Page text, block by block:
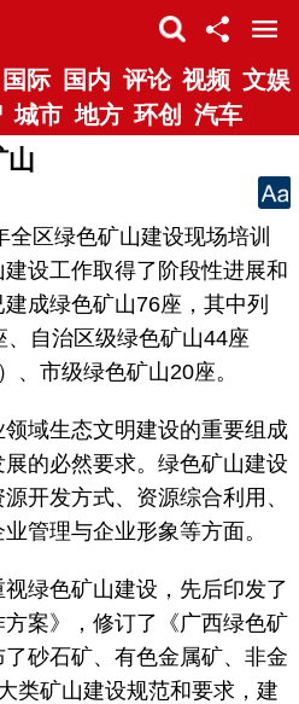
国际 国内 评论 视频 文娱
城市 地方 环创 汽车
山
区绿色矿山建设现场培训
设工作取得了阶段性进展和
成绿色矿山76座，其中列
自治区级绿色矿山44座
、市级绿色矿山20座。
域生态文明建设的重要组成
的必然要求。绿色矿山建设
开发方式、资源综合利用、
管理与企业形象等方面。
绿色矿山建设，先后印发了
方案》，修订了《广西绿色矿
砂石矿、有色金属矿、非金
类矿山建设规范和要求，建